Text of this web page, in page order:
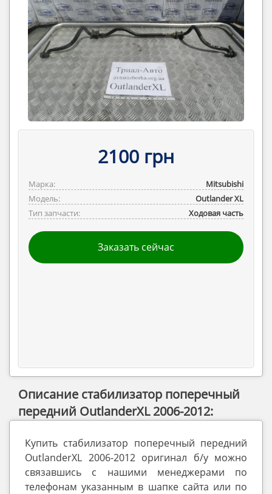
2100 грн
Марка:
Mitsubishi
Модель:
Outlander ‎XL
Тип запчасти:
Ходовая часть
Заказать сейчас
Описание стабилизатор поперечный
передний OutlanderXL 2006-2012:
Купить стабилизатор поперечный передний
OutlanderXL 2006-2012 оригинал б/у можно
связавшись с нашими менеджерами по
телефонам указанным в шапке сайта или по